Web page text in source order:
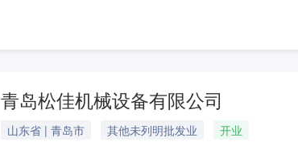
青岛松佳机械设备有限公司
山东省 | 青岛市 其他未列明批发业
开业